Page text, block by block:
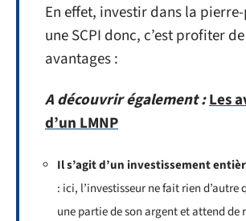
En effet, investir dans la
une SCPI donc, c’est profiter
avantages :
A découvrir également :Les
d’un LMNP
Il s’agit d’un investissement
: ici, l’investisseur ne fait rien d’autre
une partie de son argent et attend de